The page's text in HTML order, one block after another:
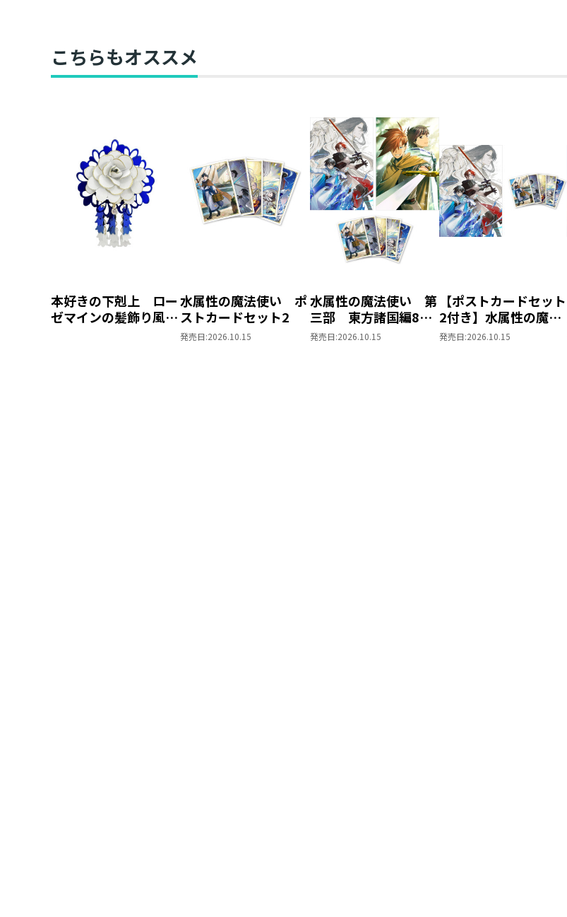
こちらもオススメ
本好きの下剋上 ロー
ゼマインの髪飾り風ブ
水属性の魔法使い ポ
ストカードセット2
発売日:2026.10.15
水属性の魔法使い 第
三部 東方諸国編8
同時発売まとめ買いセ
発売日:2026.10.15
【ポストカードセット
2付き】水属性の魔法
使い 第三部 東方諸
発売日:2026.10.15